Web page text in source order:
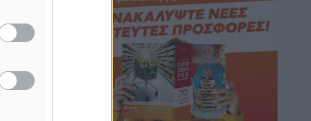
καιρικά φαινόμενα δεν υπάρχουν
περιθώρια εφησυχασμού
πριν 2 ώρες
Στον Άγιο Νικόλαο Χάλκης ανοίγει
ξανά το ανανεωμένο εκκλησιαστικό
μουσείο από τη Λέσχη Lions Χάλκης